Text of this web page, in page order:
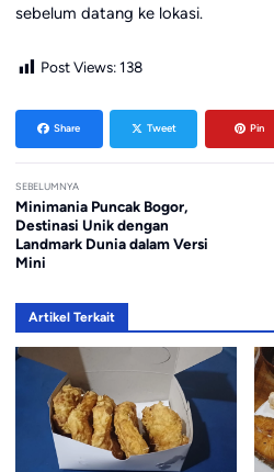
sebelum datang ke lokasi.
Post Views: 138
Share Tweet Pin
SEBELUMNYA
Minimania Puncak Bogor,
Destinasi Unik dengan
Landmark Dunia dalam Versi
Mini
Artikel Terkait